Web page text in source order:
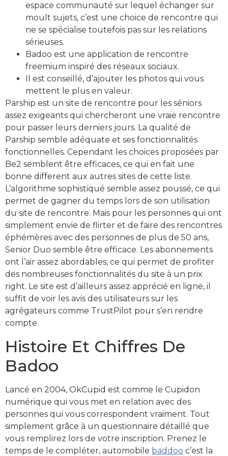
espace communauté sur lequel échanger sur
moult sujets, c’est une choice de rencontre qui
ne se spécialise toutefois pas sur les relations
sérieuses.
Badoo est une application de rencontre
freemium inspiré des réseaux sociaux.
Il est conseillé, d’ajouter les photos qui vous
mettent le plus en valeur.
Parship est un site de rencontre pour les séniors
assez exigeants qui chercheront une vraie rencontre
pour passer leurs derniers jours. La qualité de
Parship semble adéquate et ses fonctionnalités
fonctionnelles. Cependant les choices proposées par
Be2 semblent être efficaces, ce qui en fait une
bonne different aux autres sites de cette liste.
L’algorithme sophistiqué semble assez poussé, ce qui
permet de gagner du temps lors de son utilisation
du site de rencontre. Mais pour les personnes qui ont
simplement envie de flirter et de faire des rencontres
éphémères avec des personnes de plus de 50 ans,
Senior Duo semble être efficace. Les abonnements
ont l’air assez abordables, ce qui permet de profiter
des nombreuses fonctionnalités du site à un prix
right. Le site est d’ailleurs assez apprécié en ligne, il
suffit de voir les avis des utilisateurs sur les
agrégateurs comme TrustPilot pour s’en rendre
compte.
Histoire Et Chiffres De
Badoo
Lancé en 2004, OkCupid est comme le Cupidon
numérique qui vous met en relation avec des
personnes qui vous correspondent vraiment. Tout
simplement grâce à un questionnaire détaillé que
vous remplirez lors de votre inscription. Prenez le
temps de le compléter, automobile baddoo c’est la